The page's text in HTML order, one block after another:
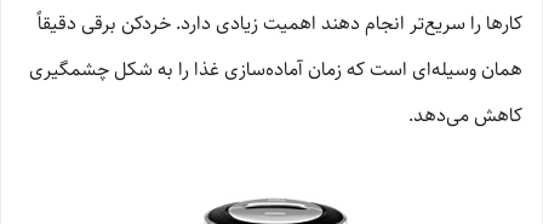
کارها را سریع‌تر انجام دهند اهمیت زیادی دارد. خردکن برقی دقیقاً
همان وسیله‌ای است که زمان آماده‌سازی غذا را به شکل چشمگیری
کاهش می‌دهد.